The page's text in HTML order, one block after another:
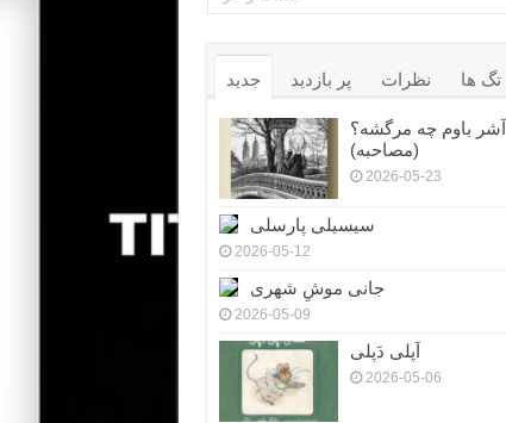
جدید پر بازدید نظرات تگ ها
آشر باوم چه مرگشه؟
(مصاحبه)
2026-05-23
سیسیلی پارسلی
2026-05-12
جانی موشِ شهری
2026-05-09
اَپلی دَپلی
2026-05-06